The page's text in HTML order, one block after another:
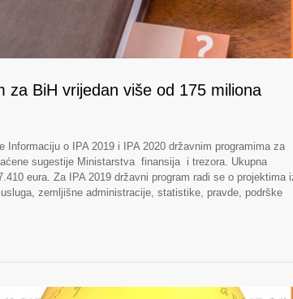
za BiH vrijedan više od 175 miliona
Informaciju o IPA 2019 i IPA 2020 državnim programima za
sugestije Ministarstva finansija i trezora. Ukupna
eura. Za IPA 2019 državni program radi se o projektima
zemljišne administracije, statistike, pravde, podrške